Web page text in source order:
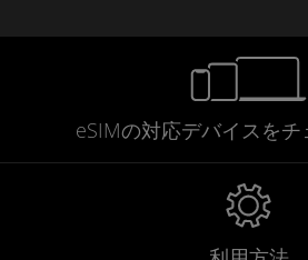
eSIMの対応デバイスをチ